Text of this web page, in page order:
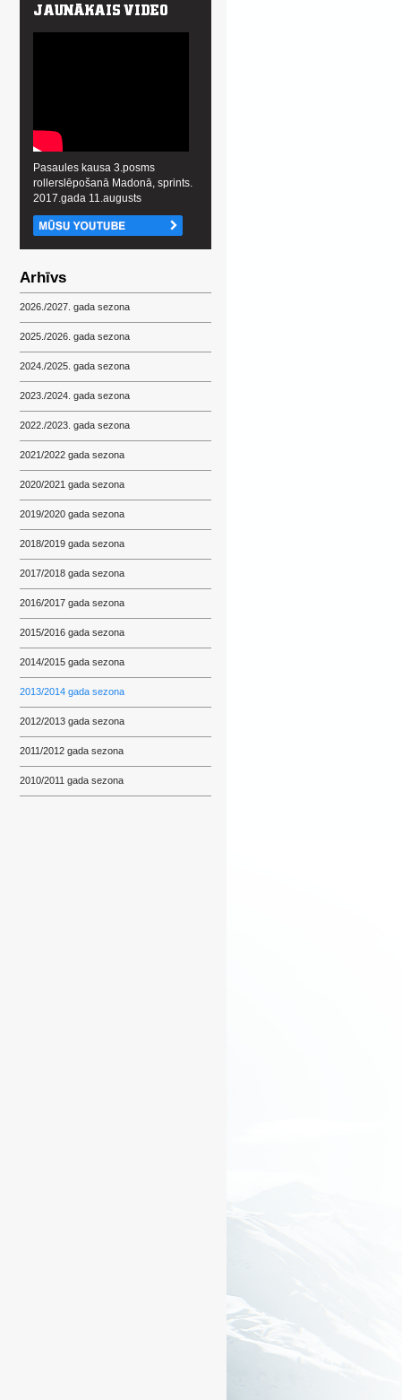
Pasaules kausa 3.posms
rollerslēpošanā Madonā, sprints.
2017.gada 11.augusts
Arhīvs
2026./2027. gada sezona
2025./2026. gada sezona
2024./2025. gada sezona
2023./2024. gada sezona
2022./2023. gada sezona
2021/2022 gada sezona
2020/2021 gada sezona
2019/2020 gada sezona
2018/2019 gada sezona
2017/2018 gada sezona
2016/2017 gada sezona
2015/2016 gada sezona
2014/2015 gada sezona
2013/2014 gada sezona
2012/2013 gada sezona
2011/2012 gada sezona
2010/2011 gada sezona